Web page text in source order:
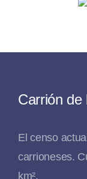
Carrión de
El censo
carrioneses.
km².